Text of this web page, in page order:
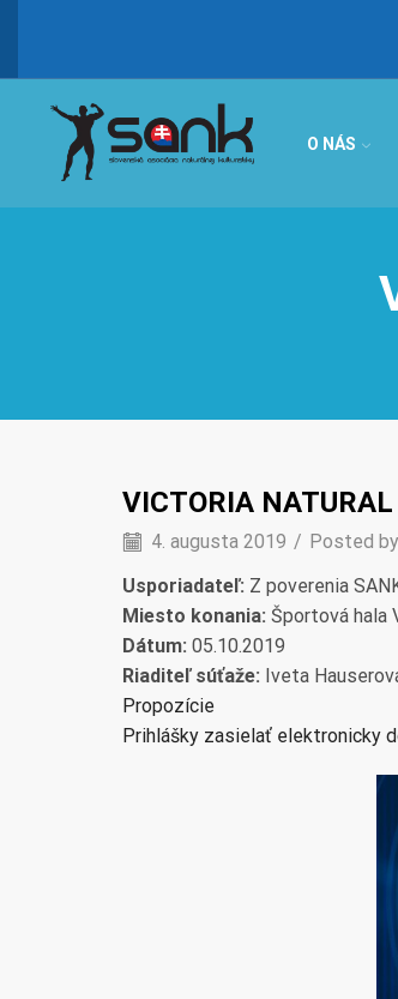
O NÁS
VICTORIA
4. augusta 2019 / Posted by
Usporiadateľ: Z poverenia
Miesto konania: Športová hala
Dátum: 05.10.2019
Riaditeľ súťaže: Iveta
Propozície
Prihlášky zasielať elektronicky